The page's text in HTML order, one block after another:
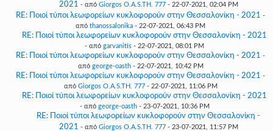
2021 - από Giorgos O.A.S.TH. 777- 22-07-2021, 02:04 PM
RE: Ποιοί τύποι λεωφορείων κυκλοφορούν στην Θεσσαλονίκη - 2021 -
από thanossalonika - 22-07-2021, 06:43 PM
RE: Ποιοί τύποι λεωφορείων κυκλοφορούν στην Θεσσαλονίκη - 2021
- από garvanitis - 22-07-2021, 08:01 PM
RE: Ποιοί τύποι λεωφορείων κυκλοφορούν στην Θεσσαλονίκη - 2021 -
από george-oasth- 22-07-2021, 10:42 PM
RE: Ποιοί τύποι λεωφορείων κυκλοφορούν στην Θεσσαλονίκη - 2021 -
από Giorgos O.A.S.TH. 777- 22-07-2021, 11:06 PM
RE: Ποιοί τύποι λεωφορείων κυκλοφορούν στην Θεσσαλονίκη - 2021
- από george-oasth- 23-07-2021, 10:36 PM
RE: Ποιοί τύποι λεωφορείων κυκλοφορούν στην Θεσσαλονίκη -
2021 - από Giorgos O.A.S.TH. 777- 23-07-2021, 11:57 PM